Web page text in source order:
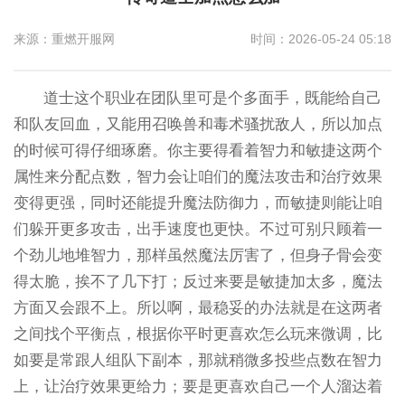
来源：重燃开服网 时间：2026-05-24 05:18
道士这个职业在团队里可是个多面手，既能给自己
和队友回血，又能用召唤兽和毒术骚扰敌人，所以加点
的时候可得仔细琢磨。你主要得看着智力和敏捷这两个
属性来分配点数，智力会让咱们的魔法攻击和治疗效果
变得更强，同时还能提升魔法防御力，而敏捷则能让咱
们躲开更多攻击，出手速度也更快。不过可别只顾着一
个劲儿地堆智力，那样虽然魔法厉害了，但身子骨会变
得太脆，挨不了几下打；反过来要是敏捷加太多，魔法
方面又会跟不上。所以啊，最稳妥的办法就是在这两者
之间找个平衡点，根据你平时更喜欢怎么玩来微调，比
如要是常跟人组队下副本，那就稍微多投些点数在智力
上，让治疗效果更给力；要是更喜欢自己一个人溜达着